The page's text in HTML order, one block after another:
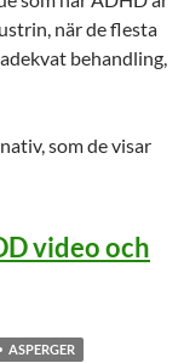
när de flesta
behandling,
som de visar
video och
ASPERGER